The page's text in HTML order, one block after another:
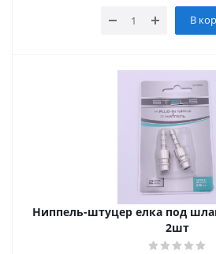
В
Ниппель-штуцер елка под
2шт